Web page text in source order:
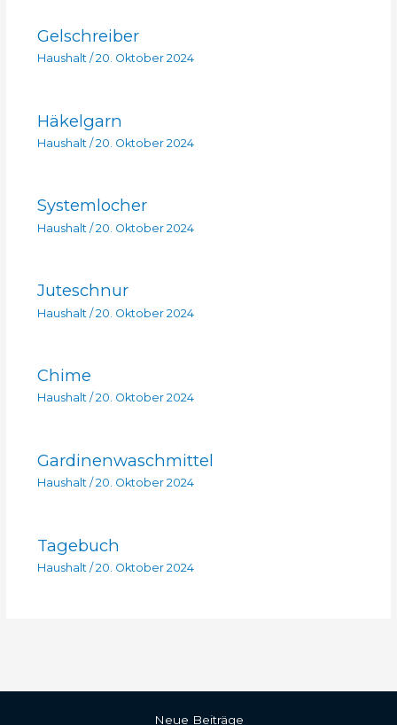
Gelschreiber
Haushalt/ 20. Oktober 2024
Häkelgarn
Haushalt / 20. Oktober 2024
Systemlocher
Haushalt / 20. Oktober 2024
Juteschnur
Haushalt /20. Oktober 2024
Chime
Haushalt/ 20. Oktober 2024
Gardinenwaschmittel
Haushalt/ 20. Oktober 2024
Tagebuch
Haushalt/ 20. Oktober 2024
Neue Beiträge